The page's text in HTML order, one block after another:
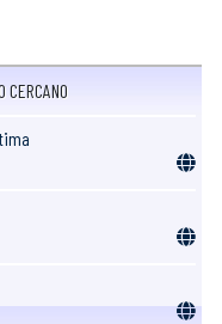
CERCANO